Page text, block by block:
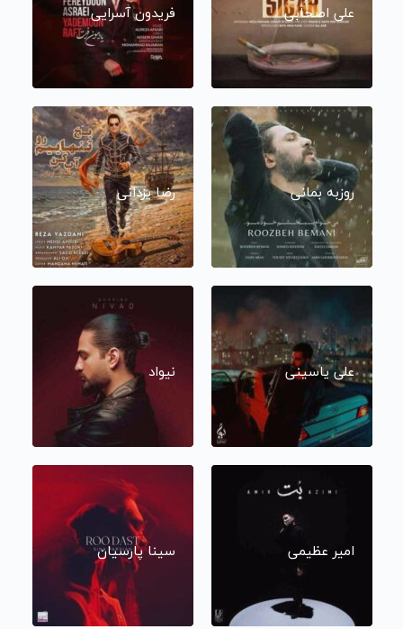
علی اصحابی فریدون آسرایی
روزبه بمانی رضا یزدانی
علی یاسینی نیواد
امیر عظیمی سینا پارسیان